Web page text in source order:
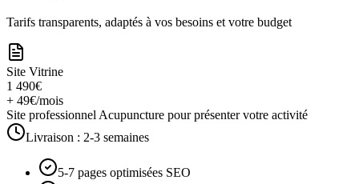
Tarifs transparents, adaptés à vos besoins et votre budget
Site Vitrine
1 490€
+ 49€/mois
Site professionnel Acupuncture pour présenter votre activité
Livraison : 2-3 semaines
5-7 pages optimisées SEO